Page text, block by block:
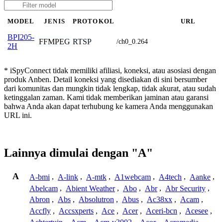
MODEL JENIS PROTOKOL URL
BPI205-
2H
FFMPEG RTSP /ch0_0.264
* iSpyConnect tidak memiliki afiliasi, koneksi, atau asosiasi dengan
produk Anben. Detail koneksi yang disediakan di sini bersumber
dari komunitas dan mungkin tidak lengkap, tidak akurat, atau sudah
ketinggalan zaman. Kami tidak memberikan jaminan atau garansi
bahwa Anda akan dapat terhubung ke kamera Anda menggunakan
URL ini.
Lainnya dimulai dengan "A"
A A-bmi , A-link , A-mtk , A1webcam , A4tech , Aanke ,
Abelcam , Abient Weather , Abo , Abr , Abr Security ,
Abron , Abs , Absolutron , Abus , Ac38xx , Acam ,
Accfly , Accsxperts , Ace , Acer , Aceri-bcn , Acesee ,